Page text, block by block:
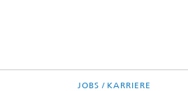
JOBS / KARRIERE